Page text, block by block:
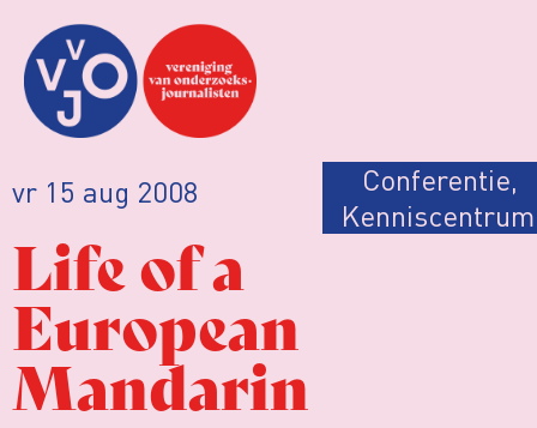
vr 15 aug 2008 Conferentie,
Kenniscentrum
Life of a
European
Mandarin